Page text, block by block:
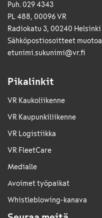
Puh. 029 4343
PL 488, 00096 VR
Radiokatu 3, 00240 Helsinki
Sähkö­posti­osoitteet muotoa
etunimi.sukunimi@vr.fi
Pikalinkit
VR Kaukoliikenne
VR Kaupunkiliikenne
VR Logistiikka
VR FleetCare
Medialle
Avoimet työpaikat
Whistleblowing-kanava